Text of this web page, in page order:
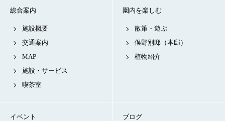
総合案内
施設概要
交通案内
MAP
施設・サービス
喫茶室
園内を楽しむ
散策・遊ぶ
俣野別邸（本邸）
植物紹介
イベント ブログ